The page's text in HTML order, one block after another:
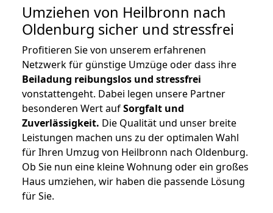
Umziehen von Heilbronn nach
Oldenburg sicher und stressfrei
Profitieren Sie von unserem erfahrenen
Netzwerk für günstige Umzüge oder dass ihre
Beiladung reibungslos und stressfrei
vonstattengeht. Dabei legen unsere Partner
besonderen Wert aufSorgfalt und
Zuverlässigkeit. Die Qualität und unser breite
Leistungen machen uns zu der optimalen Wahl
für Ihren Umzug von Heilbronn nach Oldenburg.
Ob Sie nun eine kleine Wohnung oder ein großes
Haus umziehen, wir haben die passende Lösung
für Sie.